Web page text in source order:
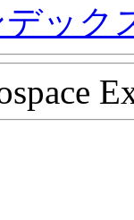
デック